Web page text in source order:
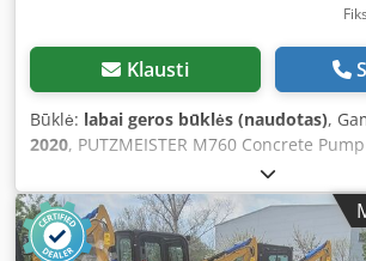
Klausti
Būklė: labai geros būklės (naudotas),
2020, PUTZMEISTER M760 Concrete
PUTZMEISTER M760 concrete pump after
2020 Operating hours: 429 h!! ENGINE:
Pressure: 10 bar Machine in excellent
work (hoses not included) Net price: